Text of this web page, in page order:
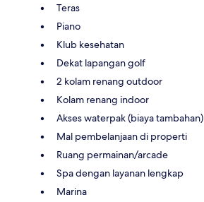
Teras
Piano
Klub kesehatan
Dekat lapangan golf
2 kolam renang outdoor
Kolam renang indoor
Akses waterpak (biaya tambahan)
Mal pembelanjaan di properti
Ruang permainan/arcade
Spa dengan layanan lengkap
Marina